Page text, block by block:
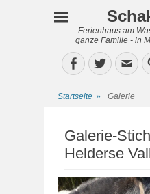
Ferienhaus am
ganze Familie - in
Facebook
Twitter
Startseite » Galerie
Galerie-
Helderse